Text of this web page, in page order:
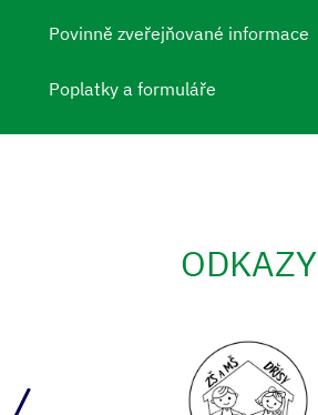
Povinně zveřejňované informace
Poplatky a formuláře
ODKAZY